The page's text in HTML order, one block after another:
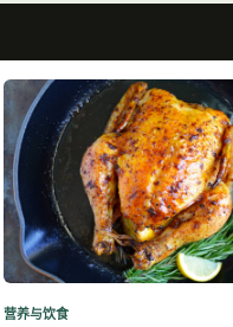
营养与饮食